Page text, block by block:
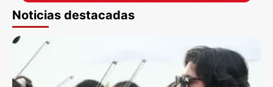
Noticias destacadas